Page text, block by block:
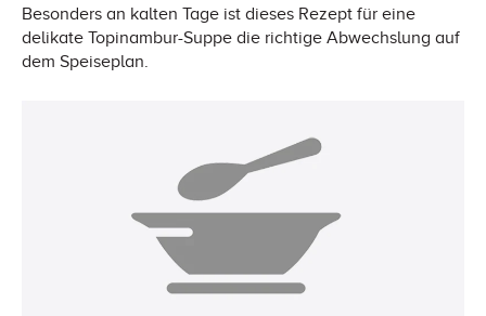
Besonders an kalten Tage ist dieses Rezept für eine
delikate Topinambur-Suppe die richtige Abwechslung auf
dem Speiseplan.